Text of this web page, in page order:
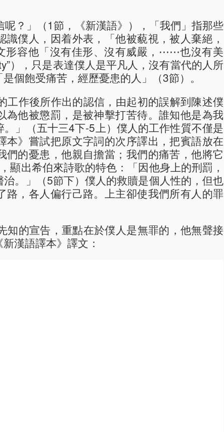
？」（1節，《新漢語》），「我們」指那些
僕人，因着外表，「他被藐視，被人棄絕，
容他「沒有佳形、沒有威嚴，⋯⋯也沒有美
），只是表達僕人是平凡人，沒有當代的人所
個飽受痛苦，經歷憂患的人」（3節）。
工作後所作出的認信，由起初的誤解到陳述僕
為他被懲罰，是被神擊打苦待。誰知他是為我
」（五十三4下-5上）僕人的工作性質不僅是
》嘗試把原文字詞的次序譯出，把賓語放在
的憂患，他親自擔當；我們的痛苦，他將它
顯出希伯來詩歌的特色：「因他身上的刑罰，
。」（5節下）僕人的救贖是個人性的，但也
，各人偏行己路。上主卻使我們所有人的罪
知的宣告，重點在於僕人是無罪的，他無聲接
漢語譯本》譯文：